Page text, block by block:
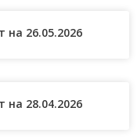
на 26.05.2026
на 28.04.2026